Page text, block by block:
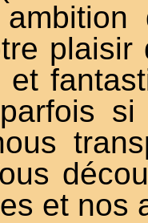
et
et nos